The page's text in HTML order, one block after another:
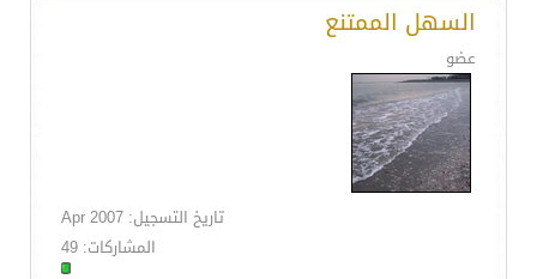
السهل الممتنع
عضو
تاريخ التسجيل: Apr 2007
المشاركات: 49